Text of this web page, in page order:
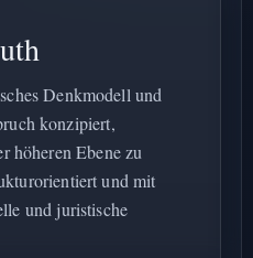
Denkmodell und
konzipiert,
höheren Ebene zu
und mit
und juristische